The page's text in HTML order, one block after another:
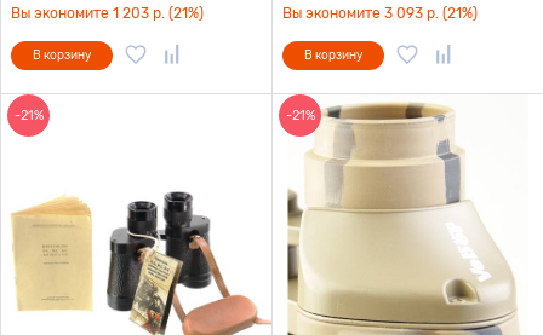
Вы экономите 1 203 р. (21%)
В корзину
Вы экономите 3 093 р. (21%)
В корзину
-21% -21%